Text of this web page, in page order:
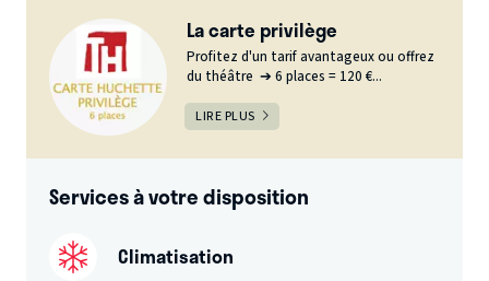
La carte privilège
Profitez d'un tarif avantageux ou offrez
du théâtre ➔ 6 places = 120 €...
LIRE PLUS
Services à votre disposition
Climatisation